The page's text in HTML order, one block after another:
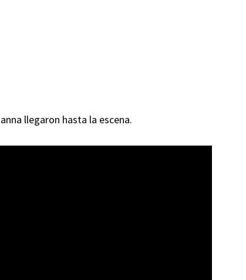
llegaron hasta la escena.